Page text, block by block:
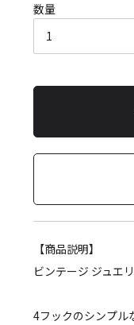
数量
【商品説明】
ビンテージ ジュエ
4フックのシンプル